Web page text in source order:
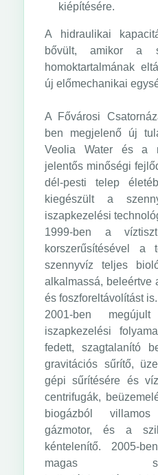
kiépítésére.
A hidraulikai
bővült, amikor a
homoktartalmának
új előmechanikai
A Fővárosi
ben megjelenő új
Veolia Water és a
jelentős minőségi
dél-pesti telep
kiegészült a
iszapkezelési
1999-ben a
korszerűsítésével a
szennyvíz teljes
alkalmassá, beleértve
és foszforeltávolítást is.
2001-ben
iszapkezelési
fedett, szagtalanító
gravitációs sűrítő,
gépi sűrítésére és
centrifugák,
biogázból
gázmotor, és a
kéntelenítő. 2005-
magas